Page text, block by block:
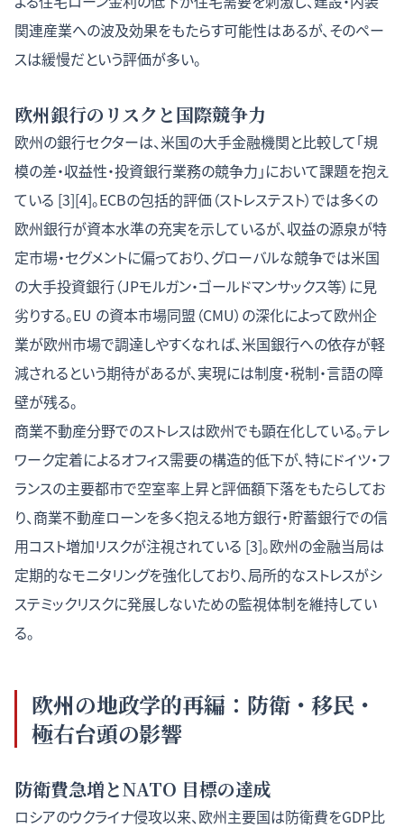
関連産業への波及効果をもたらす可能性はあるが、そのペー
スは緩慢だという評価が多い。
欧州銀行のリスクと国際競争力
欧州の銀行セクターは、米国の大手金融機関と比較して「規
模の差・収益性・投資銀行業務の競争力」において課題を抱え
ている [3][4]。ECBの包括的評価（ストレステスト）では多くの
欧州銀行が資本水準の充実を示しているが、収益の源泉が特
定市場・セグメントに偏っており、グローバルな競争では米国
の大手投資銀行（JPモルガン・ゴールドマンサックス等）に見
劣りする。EU の資本市場同盟（CMU）の深化によって欧州企
業が欧州市場で調達しやすくなれば、米国銀行への依存が軽
減されるという期待があるが、実現には制度・税制・言語の障
壁が残る。
商業不動産分野でのストレスは欧州でも顕在化している。テレ
ワーク定着によるオフィス需要の構造的低下が、特にドイツ・フ
ランスの主要都市で空室率上昇と評価額下落をもたらしてお
り、商業不動産ローンを多く抱える地方銀行・貯蓄銀行での信
用コスト増加リスクが注視されている [3]。欧州の金融当局は
定期的なモニタリングを強化しており、局所的なストレスがシ
ステミックリスクに発展しないための監視体制を維持してい
る。
欧州の地政学的再編：防衛・移民・
極右台頭の影響
防衛費急増とNATO 目標の達成
ロシアのウクライナ侵攻以来、欧州主要国は防衛費をGDP比